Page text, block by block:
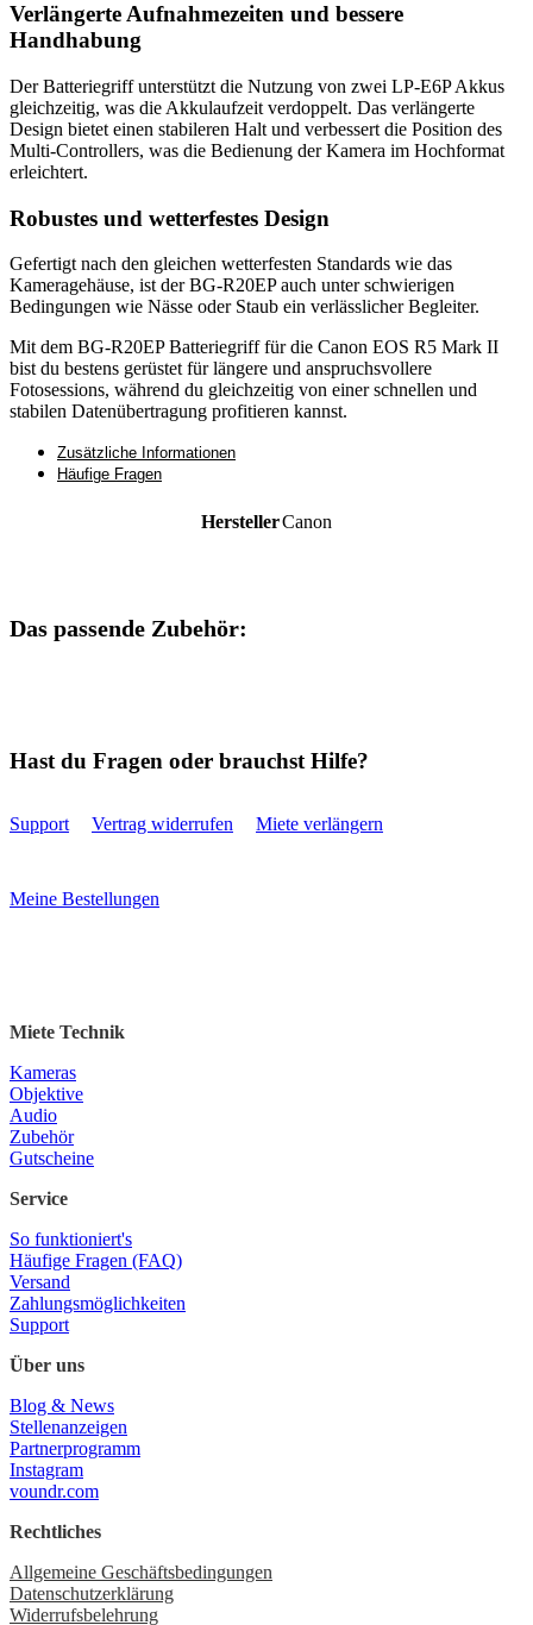
Verlängerte Aufnahmezeiten und bessere
Handhabung
Der Batteriegriff unterstützt die Nutzung von zwei LP-E6P Akkus
gleichzeitig, was die Akkulaufzeit verdoppelt. Das verlängerte
Design bietet einen stabileren Halt und verbessert die Position des
Multi-Controllers, was die Bedienung der Kamera im Hochformat
erleichtert.
Robustes und wetterfestes Design
Gefertigt nach den gleichen wetterfesten Standards wie das
Kameragehäuse, ist der BG-R20EP auch unter schwierigen
Bedingungen wie Nässe oder Staub ein verlässlicher Begleiter.
Mit dem BG-R20EP Batteriegriff für die Canon EOS R5 Mark II
bist du bestens gerüstet für längere und anspruchsvollere
Fotosessions, während du gleichzeitig von einer schnellen und
stabilen Datenübertragung profitieren kannst.
Zusätzliche Informationen
Häufige Fragen
HerstellerCanon
Das passende Zubehör:
Hast du Fragen oder brauchst Hilfe?
Support Vertrag widerrufen Miete verlängern
Meine Bestellungen
Miete Technik
Kameras
Objektive
Audio
Zubehör
Gutscheine
Service
So funktioniert's
Häufige Fragen (FAQ)
Versand
Zahlungsmöglichkeiten
Support
Über uns
Blog & News
Stellenanzeigen
Partnerprogramm
Instagram
voundr.com
Rechtliches
Allgemeine Geschäftsbedingungen
Datenschutzerklärung
Widerrufsbelehrung